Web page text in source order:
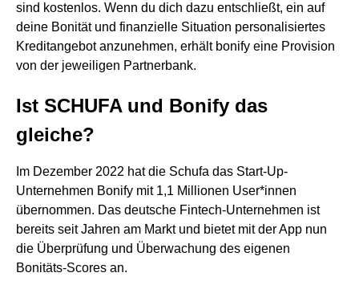
sind kostenlos. Wenn du dich dazu entschließt, ein auf
deine Bonität und finanzielle Situation personalisiertes
Kreditangebot anzunehmen, erhält bonify eine Provision
von der jeweiligen Partnerbank.
Ist SCHUFA und Bonify das
gleiche?
Im Dezember 2022 hat die Schufa das Start-Up-
Unternehmen Bonify mit 1,1 Millionen User*innen
übernommen. Das deutsche Fintech-Unternehmen ist
bereits seit Jahren am Markt und bietet mit der App nun
die Überprüfung und Überwachung des eigenen
Bonitäts-Scores an.